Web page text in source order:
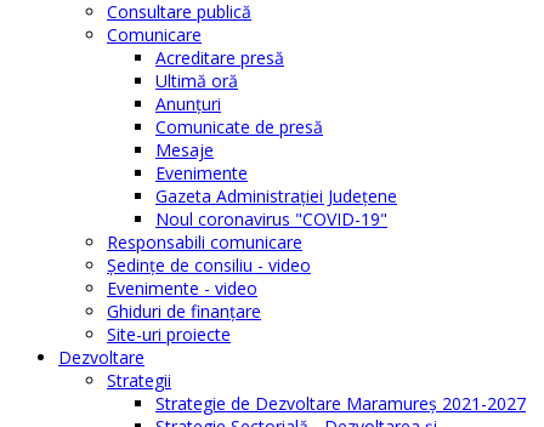
Consultare publică
Comunicare
Acreditare presă
Ultimă oră
Anunţuri
Comunicate de presă
Mesaje
Evenimente
Gazeta Administraţiei Judeţene
Noul coronavirus "COVID-19"
Responsabili comunicare
Şedinţe de consiliu - video
Evenimente - video
Ghiduri de finanţare
Site-uri proiecte
Dezvoltare
Strategii
Strategie de Dezvoltare Maramureș 2021-2027